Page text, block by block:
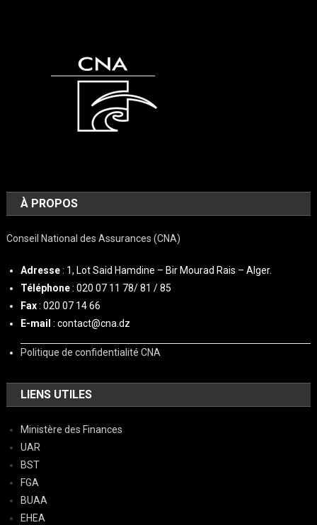
À PROPOS
Conseil National des Assurances (CNA)
Adresse: 1, Lot Said Hamdine – Bir Mourad Rais – Alger.
Téléphone: 020 07 11 78/ 81 / 85
Fax: 020 07 14 66
E-mail : contact@cna.dz
Politique de confidentialité CNA
LIENS UTILES
Ministère des Finances
UAR
BST
FGA
BUAA
EHEA